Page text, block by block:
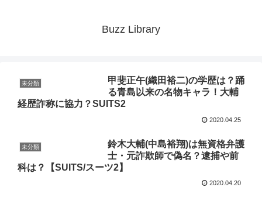
Buzz Library
未分類
甲斐正午(織田裕二)の学歴は？踊
る青島以来の名物キャラ！大輔
経歴詐称に協力？SUITS2
2020.04.25
未分類
鈴木大輔(中島裕翔)は無資格弁護
士・元詐欺師で偽名？逮捕や前
科は？【SUITS/スーツ2】
2020.04.20